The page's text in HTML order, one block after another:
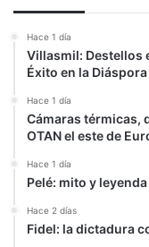
Hace 1 día
Villasmil: Destellos
Éxito en la
Hace 1 día
Cámaras térmicas,
OTAN el este de
Hace 1 día
Pelé: mito y leyenda
Hace 2 días
Fidel: la dictadura